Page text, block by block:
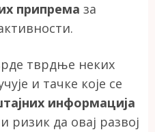
припрема за
тврдње неких
и тачке које се
информација
ризик да овај развој